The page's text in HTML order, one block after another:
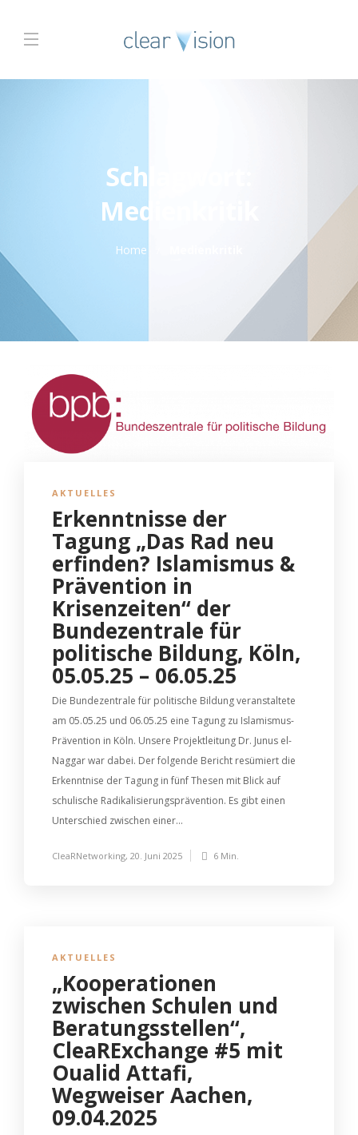
Schlagwort:
Medienkritik
Home
AKTUELLES
Erkenntnisse der
Tagung „Das Rad neu
erfinden? Islamismus &
Prävention in
Krisenzeiten“ der
Bundezentrale für
politische Bildung, Köln,
05.05.25 – 06.05.25
Die Bundezentrale für politische Bildung veranstaltete
am 05.05.25 und 06.05.25 eine Tagung zu Islamismus-
Prävention in Köln. Unsere Projektleitung Dr. Junus el-
Naggar war dabei. Der folgende Bericht resümiert die
Erkenntnise der Tagung in fünf Thesen mit Blick auf
schulische Radikalisierungsprävention. Es gibt einen
Unterschied zwischen einer...
CleaRNetworking, 20. Juni 2025 6 Min.
AKTUELLES
„Kooperationen
zwischen Schulen und
Beratungsstellen“,
CleaRExchange #5 mit
Oualid Attafi,
Wegweiser Aachen,
09.04.2025